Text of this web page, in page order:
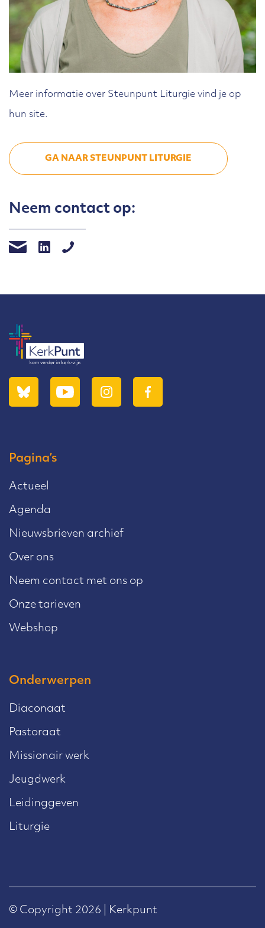
Meer informatie over Steunpunt Liturgie vind je op
hun site.
GA NAAR STEUNPUNT LITURGIE
Neem contact op:
Pagina’s
Actueel
Agenda
Nieuwsbrieven archief
Over ons
Neem contact met ons op
Onze tarieven
Webshop
Onderwerpen
Diaconaat
Pastoraat
Missionair werk
Jeugdwerk
Leidinggeven
Liturgie
© Copyright 2026 | Kerkpunt